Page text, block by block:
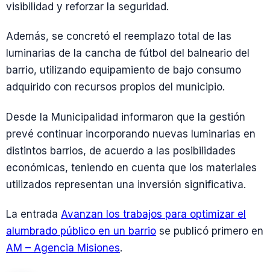
visibilidad y reforzar la seguridad.
Además, se concretó el reemplazo total de las
luminarias de la cancha de fútbol del balneario del
barrio, utilizando equipamiento de bajo consumo
adquirido con recursos propios del municipio.
Desde la Municipalidad informaron que la gestión
prevé continuar incorporando nuevas luminarias en
distintos barrios, de acuerdo a las posibilidades
económicas, teniendo en cuenta que los materiales
utilizados representan una inversión significativa.
La entrada Avanzan los trabajos para optimizar el
alumbrado público en un barrio se publicó primero en
AM – Agencia Misiones.